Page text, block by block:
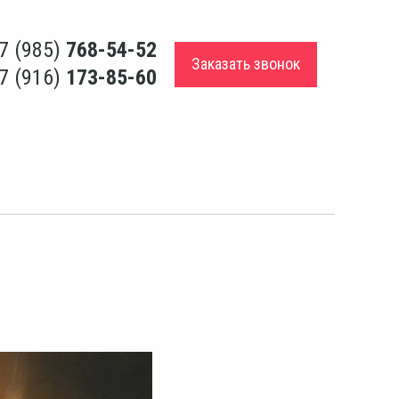
(985) 768-54-52
(916) 173-85-60
Заказать звонок